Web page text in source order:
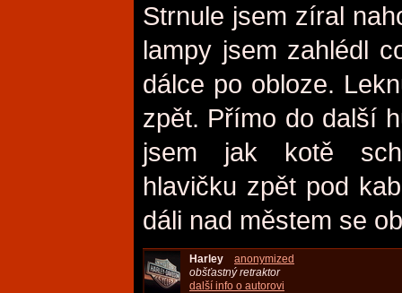
Strnule jsem zíral
lampy jsem zahlédl
dálce po obloze.
zpět. Přímo do další
jsem jak kotě
hlavičku zpět pod
dáli nad městem se
Harley
anonymized
obšťastný retraktor
další info o autorovi